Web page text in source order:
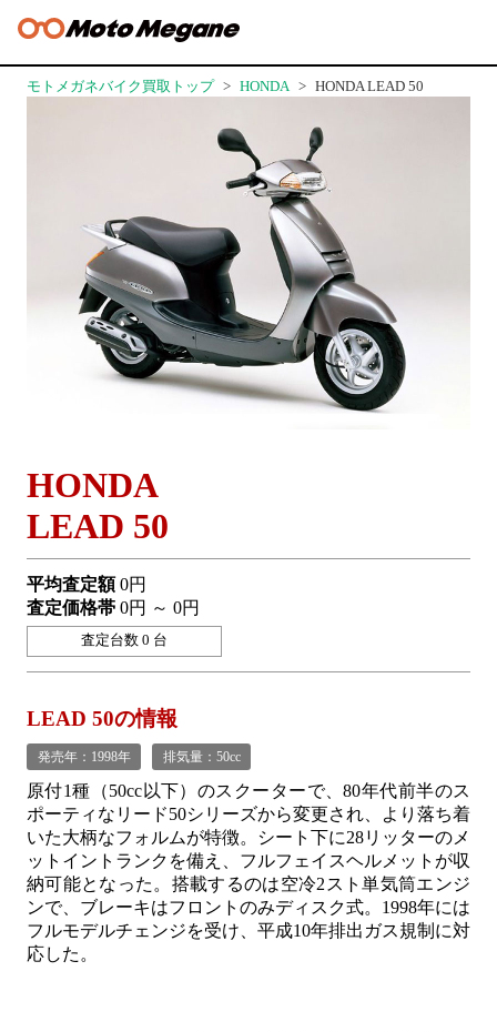
モトメガネバイク買取トップ HONDA HONDA LEAD 50
HONDA
LEAD 50
平均査定額0円
査定価格帯 0円 ～ 0円
査定台数 0 台
LEAD 50の情報
発売年：1998年 排気量：50cc
原付1種（50cc以下）のスクーターで、80年代前半のス
ポーティなリード50シリーズから変更され、より落ち着
いた大柄なフォルムが特徴。シート下に28リッターのメ
ットイントランクを備え、フルフェイスヘルメットが収
納可能となった。搭載するのは空冷2スト単気筒エンジ
ンで、ブレーキはフロントのみディスク式。1998年には
フルモデルチェンジを受け、平成10年排出ガス規制に対
応した。